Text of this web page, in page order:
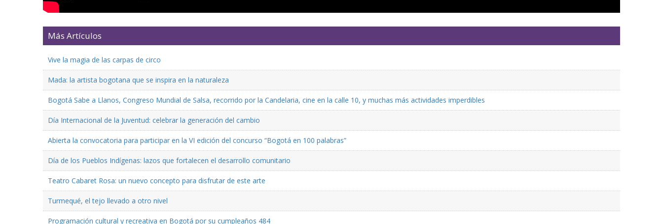
Más Artículos
Vive la magia de las carpas de circo
Mada: la artista bogotana que se inspira en la naturaleza
Bogotá Sabe a Llanos, Congreso Mundial de Salsa, recorrido por la Candelaria, cine en la calle 10, y muchas más actividades imperdibles
Día Internacional de la Juventud: celebrar la generación del cambio
Abierta la convocatoria para participar en la VI edición del concurso “Bogotá en 100 palabras”
Día de los Pueblos Indígenas: lazos que fortalecen el desarrollo comunitario
Teatro Cabaret Rosa: un nuevo concepto para disfrutar de este arte
Turmequé, el tejo llevado a otro nivel
Programación cultural y recreativa en Bogotá por su cumpleaños 484